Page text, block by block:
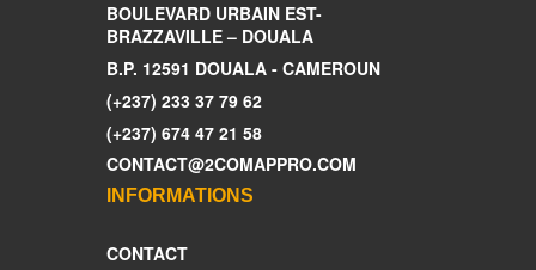
BOULEVARD URBAIN EST-
BRAZZAVILLE – DOUALA
B.P. 12591 DOUALA - CAMEROUN
(+237) 233 37 79 62
(+237) 674 47 21 58
CONTACT@2COMAPPRO.COM
INFORMATIONS
CONTACT